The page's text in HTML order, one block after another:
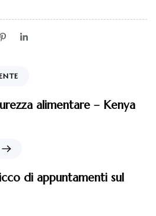
alimentare – Kenya
di appuntamenti sul